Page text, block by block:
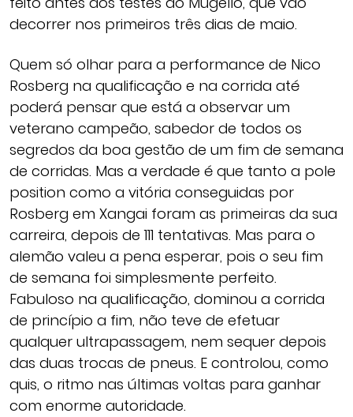
decorrer nos primeiros três dias de maio.
Quem só olhar para a performance de Nico
Rosberg na qualificação e na corrida até
poderá pensar que está a observar um
veterano campeão, sabedor de todos os
segredos da boa gestão de um fim de semana
de corridas. Mas a verdade é que tanto a pole
position como a vitória conseguidas por
Rosberg em Xangai foram as primeiras da sua
carreira, depois de 111 tentativas. Mas para o
alemão valeu a pena esperar, pois o seu fim
de semana foi simplesmente perfeito.
Fabuloso na qualificação, dominou a corrida
de princípio a fim, não teve de efetuar
qualquer ultrapassagem, nem sequer depois
das duas trocas de pneus. E controlou, como
quis, o ritmo nas últimas voltas para ganhar
com enorme autoridade.